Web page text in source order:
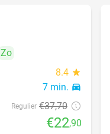
Zo
8.4 star
7 min. directions_car
Regulier €37,70
€22,90